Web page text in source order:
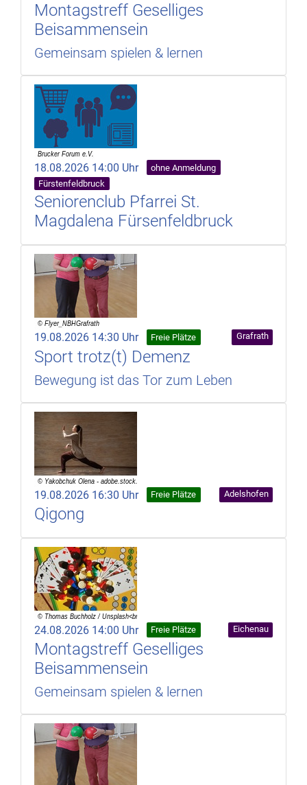
Montagstreff Geselliges
Beisammensein
Gemeinsam spielen & lernen
18.08.2026 14:00 Uhr
ohne Anmeldung
Fürstenfeldbruck
Seniorenclub Pfarrei St.
Magdalena Fürsenfeldbruck
19.08.2026 14:30 Uhr Freie Plätze Grafrath
Sport trotz(t) Demenz
Bewegung ist das Tor zum Leben
19.08.2026 16:30 Uhr Freie Plätze Adelshofen
Qigong
24.08.2026 14:00 Uhr Freie Plätze Eichenau
Montagstreff Geselliges
Beisammensein
Gemeinsam spielen & lernen